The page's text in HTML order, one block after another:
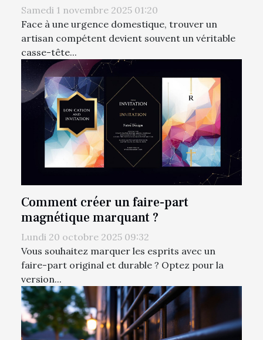
Samedi 1 novembre 2025 01:20
Face à une urgence domestique, trouver un
artisan compétent devient souvent un véritable
casse-tête...
Comment créer un faire-part
magnétique marquant ?
Lundi 20 octobre 2025 09:32
Vous souhaitez marquer les esprits avec un
faire-part original et durable ? Optez pour la
version...